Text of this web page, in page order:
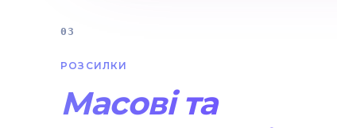
03
РОЗСИЛКИ
Масові та